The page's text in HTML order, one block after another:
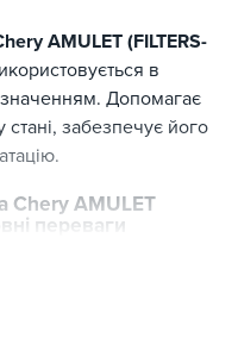
AMULET (FILTERS-
в
Допомагає
забезпечує його
Chery AMULET
переваги